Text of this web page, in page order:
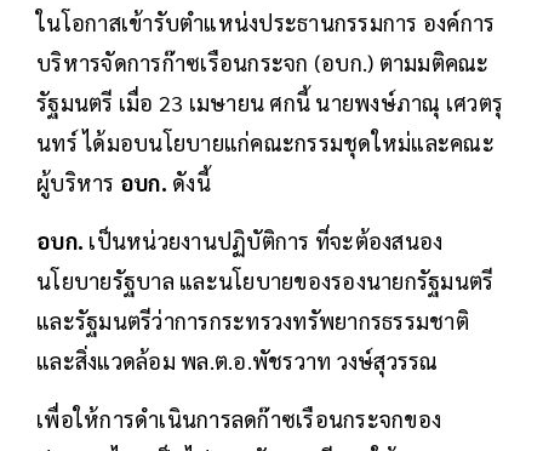
ในโอกาสเข้ารับตำแหน่งประธานกรรมการ องค์การ
บริหารจัดการก๊าซเรือนกระจก (อบก.) ตามมติคณะ
รัฐมนตรี เมื่อ 23 เมษายน ศกนี้ นายพงษ์ภาณุ เศวตรุ
นทร์ ได้มอบนโยบายแก่คณะกรรมชุดใหม่และคณะ
ผู้บริหาร อบก. ดังนี้
อบก. เป็นหน่วยงานปฏิบัติการ ที่จะต้องสนอง
นโยบายรัฐบาล และนโยบายของรองนายกรัฐมนตรี
และรัฐมนตรีว่าการกระทรวงทรัพยากรธรรมชาติ
และสิ่งแวดล้อม พล.ต.อ.พัชรวาท วงษ์สุวรรณ
เพื่อให้การดำเนินการลดก๊าซเรือนกระจกของ